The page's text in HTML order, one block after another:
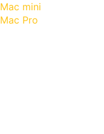
Mac mini
Mac Pro